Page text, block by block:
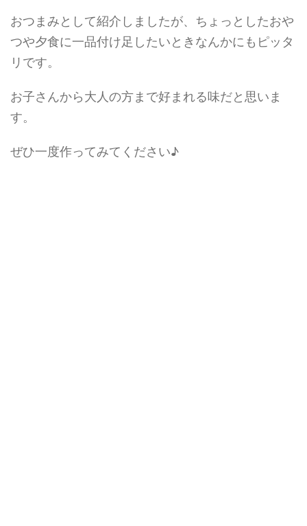
おつまみとして紹介しましたが、ちょっとしたおや
つや夕食に一品付け足したいときなんかにもピッタ
リです。
お子さんから大人の方まで好まれる味だと思いま
す。
ぜひ一度作ってみてください♪